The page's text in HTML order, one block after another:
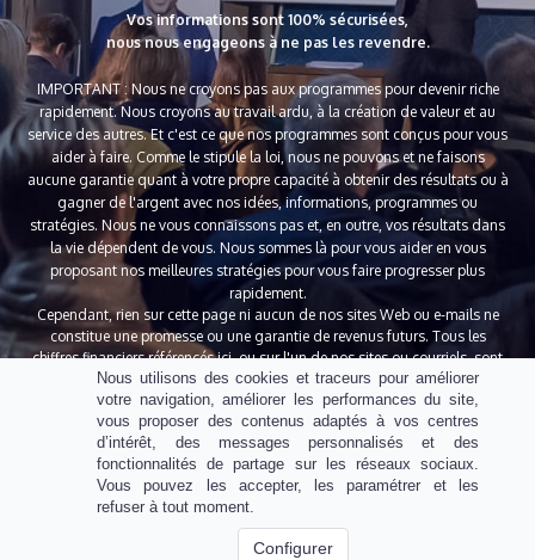
Vos informations sont 100% sécurisées,
nous nous engageons à ne pas les revendre.
IMPORTANT : Nous ne croyons pas aux programmes pour devenir riche
rapidement. Nous croyons au travail ardu, à la création de valeur et au
service des autres.Et c'est ce que nos programmes sont conçus pour vous
aider à faire. Comme le stipule la loi, nous ne pouvons et ne faisons
aucune garantie quant à votre propre capacité à obtenir des résultats ou à
gagner de l'argent avec nos idées, informations, programmes ou
stratégies. Nous ne vous connaissons pas et, en outre, vos résultats dans
la vie dépendent de vous. Nous sommes là pour vous aider en vous
proposant nos meilleures stratégies pour vous faire progresserplus
rapidement.
Cependant, rien sur cette page ni aucun de nos sites Web ou e-mails ne
constitue une promesse ou une garantie de revenus futurs. Tous les
chiffresfinanciers référencés ici, ou sur l'un de nos sites ou courriels, sont
simplement des estimations, projections ou résultats passés et ne doivent
pas être considérés comme exacts, réels ou comme une promesse de gains
potentiels - tous les chiffres ne sont qu'illustratifs.
© Réussite MLM Académie 2022
Nous utilisons des cookies et traceurs pour améliorer
votre navigation, améliorer les performances du site,
vous proposer des contenus adaptés à vos centres
d’intérêt, des messages personnalisés et des
fonctionnalités de partage sur les réseaux sociaux.
Vous pouvez les accepter, les paramétrer et les
refuser à tout moment.
Configurer